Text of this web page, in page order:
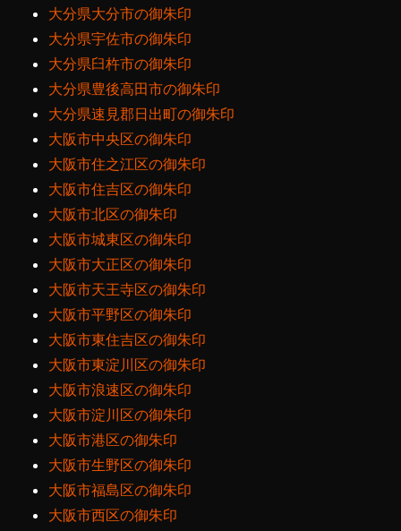
大分県大分市の御朱印
大分県宇佐市の御朱印
大分県臼杵市の御朱印
大分県豊後高田市の御朱印
大分県速見郡日出町の御朱印
大阪市中央区の御朱印
大阪市住之江区の御朱印
大阪市住吉区の御朱印
大阪市北区の御朱印
大阪市城東区の御朱印
大阪市大正区の御朱印
大阪市天王寺区の御朱印
大阪市平野区の御朱印
大阪市東住吉区の御朱印
大阪市東淀川区の御朱印
大阪市浪速区の御朱印
大阪市淀川区の御朱印
大阪市港区の御朱印
大阪市生野区の御朱印
大阪市福島区の御朱印
大阪市西区の御朱印